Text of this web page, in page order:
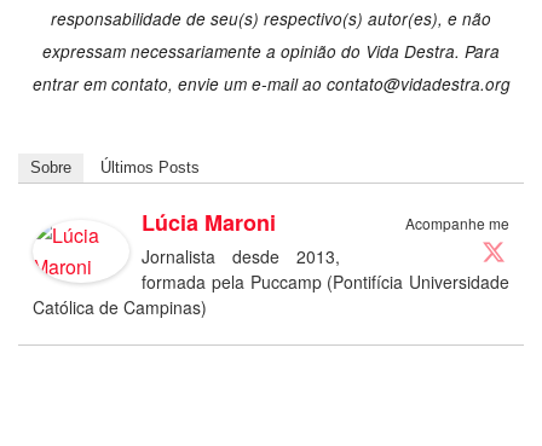
responsabilidade de seu(s) respectivo(s) autor(es), e não
expressam necessariamente a opinião do Vida Destra. Para
entrar em contato, envie um e-mail ao contato@vidadestra.org
Sobre Últimos Posts
Acompanhe me
Lúcia Maroni
Jornalista desde 2013,
formada pela Puccamp (Pontifícia Universidade
Católica de Campinas)